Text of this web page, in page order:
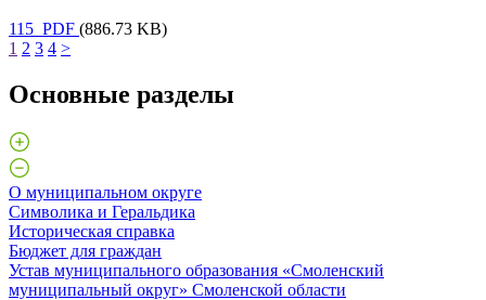
115 PDF (886.73 KB)
1 2 3 4 >
Основные разделы
О муниципальном округе
Символика и Геральдика
Историческая справка
Бюджет для граждан
Устав муниципального образования «Смоленский
муниципальный округ» Смоленской области